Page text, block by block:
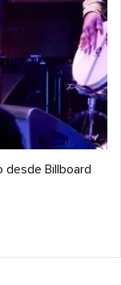
desde Billboard